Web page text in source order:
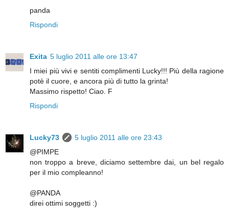
panda
Rispondi
Exita 5 luglio 2011 alle ore 13:47
I miei più vivi e sentiti complimenti Lucky!!! Più della ragione
potè il cuore, e ancora più di tutto la grinta!
Massimo rispetto! Ciao. F
Rispondi
Lucky73
5 luglio 2011 alle ore 23:43
@PIMPE
non troppo a breve, diciamo settembre dai, un bel regalo
per il mio compleanno!
@PANDA
direi ottimi soggetti :)